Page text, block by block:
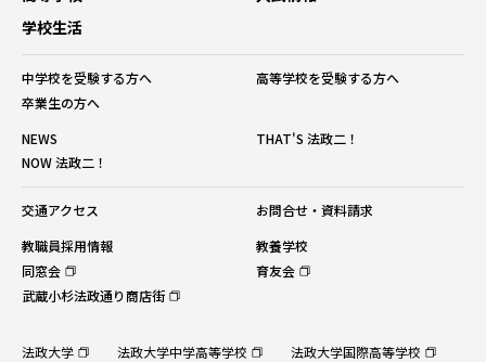
学校生活
中学校を受験する方へ
高等学校を受験する方へ
卒業生の方へ
NEWS
THAT'S 法政二！
NOW 法政二！
交通アクセス
お問合せ・資料請求
教職員採用情報
教養学校
同窓会
育友会
武蔵小杉法政通り商店街
法政大学 法政大学中学高等学校 法政大学国際高等学校